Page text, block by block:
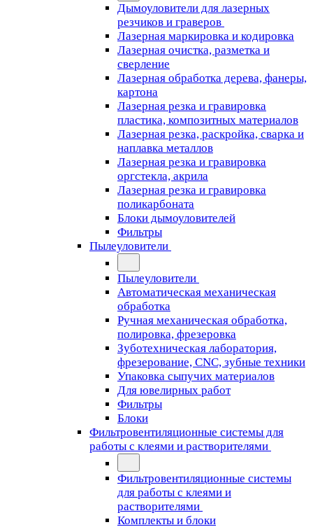
Дымоуловители для лазерных
резчиков и граверов
Лазерная маркировка и кодировка
Лазерная очистка, разметка и
сверление
Лазерная обработка дерева, фанеры,
картона
Лазерная резка и гравировка
пластика, композитных материалов
Лазерная резка, раскройка, сварка и
наплавка металлов
Лазерная резка и гравировка
оргстекла, акрила
Лазерная резка и гравировка
поликарбоната
Блоки дымоуловителей
Фильтры
Пылеуловители
Пылеуловители
Автоматическая механическая
обработка
Ручная механическая обработка,
полировка, фрезеровка
Зуботехническая лаборатория,
фрезерование, CNC, зубные техники
Упаковка сыпучих материалов
Для ювелирных работ
Фильтры
Блоки
Фильтровентиляционные системы для
работы с клеями и растворителями
Фильтровентиляционные системы
для работы с клеями и
растворителями
Комплекты и блоки